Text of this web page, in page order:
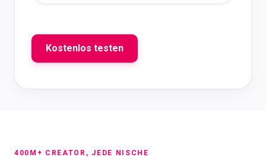
Kostenlos testen
400M+ CREATOR, JEDE NISCHE